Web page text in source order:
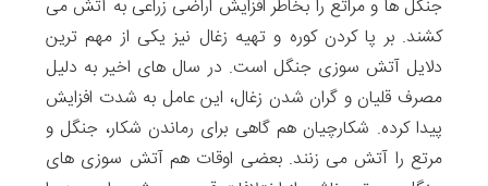
جنگل ها و مراتع را بخاطر افزایش اراضی زراعی به آتش می
کشند. بر پا کردن کوره و تهیه زغال نیز یکی از مهم ترین
دلایل آتش سوزی جنگل است. در سال های اخیر به دلیل
مصرف قلیان و گران شدن زغال، این عامل به شدت افزایش
پیدا کرده. شکارچیان هم گاهی برای رماندن شکار، جنگل و
مرتع را آتش می زنند. بعضی اوقات هم آتش سوزی های